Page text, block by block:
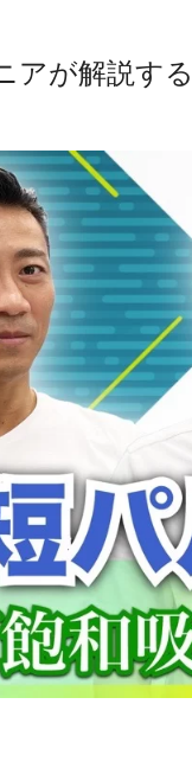
アが解説す